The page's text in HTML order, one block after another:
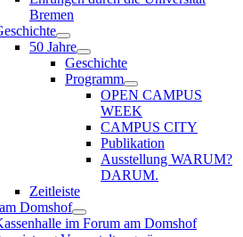
Bremen
50 Jahre
Geschichte
Programm
OPEN CAMPUS
WEEK
CAMPUS CITY
Publikation
Ausstellung WARUM?
DARUM.
Zeitleiste
Domshof
im Forum am Domshof